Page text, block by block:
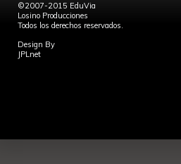
©2007-2015 EduVia
Losino Producciones
Todos los derechos reservados.
Design By
JPLnet